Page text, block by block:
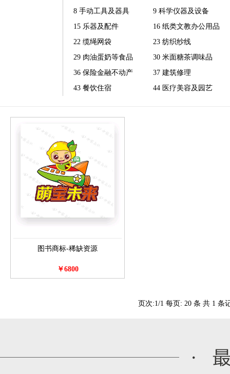
8 手动工具及器具
9 科学仪器及设备
15 乐器及配件
16 纸类文教办公用品
22 缆绳网袋
23 纺织纱线
29 肉油蛋奶等食品
30 米面糖茶调味品
36 保险金融不动产
37 建筑修理
43 餐饮住宿
44 医疗美容及园艺
图书商标-稀缺资源
￥6800
页次:1/1 每页: 20 条 共 1 条